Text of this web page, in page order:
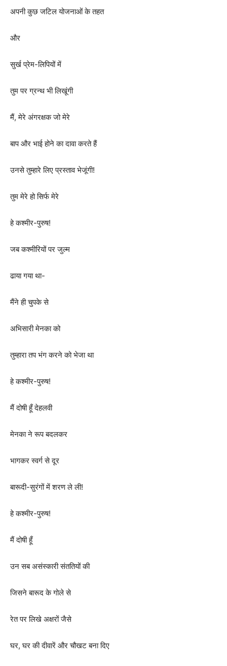
अपनी कुछ जटिल योजनाओं के तहत
और
सुर्ख प्रेम-लिपियों में
तुम पर ग्रन्थ भी लिखूंगी
मैं, मेरे अंगरक्षक जो मेरे
बाप और भाई होने का दावा करते हैं
उनसे तुम्हारे लिए प्रस्ताव भेजूंगी!
तुम मेरे हो सिर्फ मेरे
हे कश्मीर-पुरुष!
जब कश्मीरियों पर जुल्म
ढाया गया था-
मैंने ही चुपके से
अभिसारी मेनका को
तुम्हारा तप भंग करने को भेजा था
हे कश्मीर-पुरुष!
मैं दोषी हूँ देहलवी
मेनका ने रूप बदलकर
भागकर स्वर्ग से दूर
बारूदी-सुरंगों में शरण ले ली!
हे कश्मीर-पुरुष!
मैं दोषी हूँ
उन सब असंस्कारी संततियों की
जिसने बारूद के गोले से
रेत पर लिखे अक्षरों जैसे
घर, घर की दीवारें और चौखट बना दिए